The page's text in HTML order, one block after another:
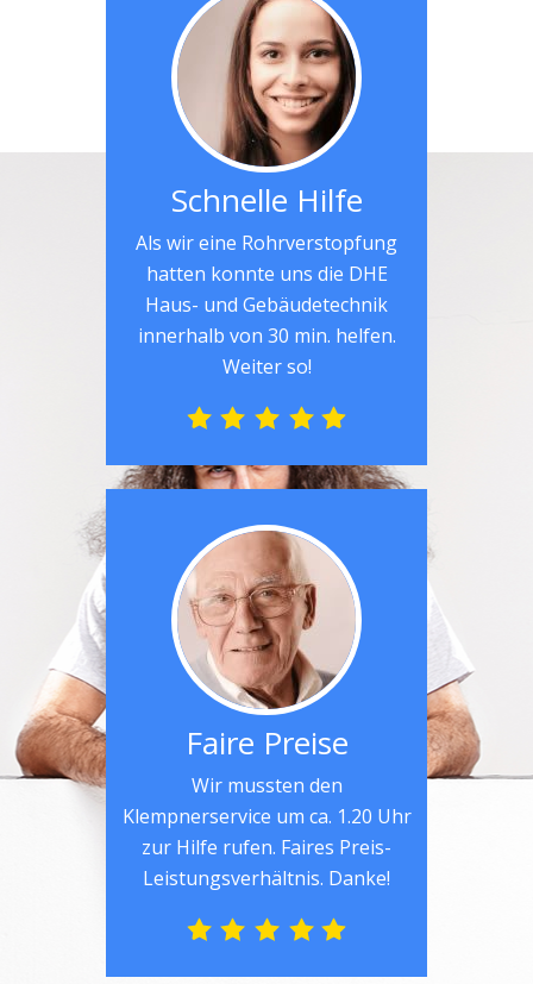
Schnelle Hilfe
Als wir eine Rohrverstopfung
hatten konnte uns die DHE
Haus- und Gebäudetechnik
innerhalb von 30 min. helfen.
Weiter so!
Faire Preise
Wir mussten den
Klempnerservice um ca. 1.20 Uhr
zur Hilfe rufen. Faires Preis-
Leistungsverhältnis. Danke!